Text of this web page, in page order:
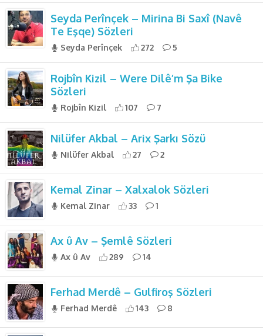
Seyda Perînçek – Mirina Bi Saxî (Navê
Te Eşqe) Sözleri
Seyda Perînçek 272 5
Rojbîn Kizil – Were Dilê’m Şa Bike
Sözleri
Rojbîn Kizil 107 7
Nilüfer Akbal – Arix Şarkı Sözü
Nilüfer Akbal 27 2
Kemal Zinar – Xalxalok Sözleri
Kemal Zinar 33 1
Ax û Av – Şemlê Sözleri
Ax û Av 289 14
Ferhad Merdê – Gulfiroş Sözleri
Ferhad Merdê 143 8